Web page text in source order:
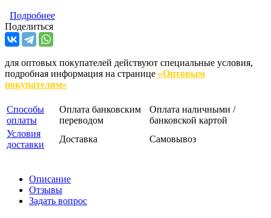
Подробнее
Поделиться
для оптовых покупателей действуют специальные условия,
подробная информация на странице «Оптовым
покупателям»
Способы
оплаты
Оплата банковским
переводом
Оплата наличными /
банковской картой
Условия
доставки
Доставка Самовывоз
Описание
Отзывы
Задать вопрос